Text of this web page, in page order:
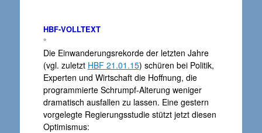
HBF-VOLLTEXT
°
Die Einwanderungsrekorde der letzten Jahre
(vgl. zuletzt HBF 21.01.15) schüren bei Politik,
Experten und Wirtschaft die Hoffnung, die
programmierte Schrumpf-Alterung weniger
dramatisch ausfallen zu lassen. Eine gestern
vorgelegte Regierungsstudie stützt jetzt diesen
Optimismus: